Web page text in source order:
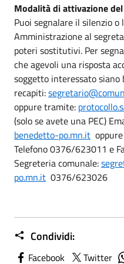
Modalità di attivazione
Puoi segnalare il silenzio
Amministrazione al
poteri sostitutivi. Per
che agevoli una risposta
soggetto interessato siano
recapiti:
oppure tramite:
(solo se avete una PEC)
benedetto-po.mn.it
Telefono 0376/623011 e
Segreteria comunale:
po.mn.it 0376/623026
Condividi:
Facebook Twitter